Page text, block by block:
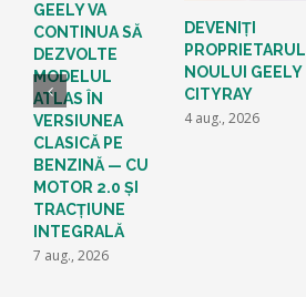
GEELY VA
CONTINUA SĂ
DEZVOLTE
MODELUL
ATLAS ÎN
VERSIUNEA
CLASICĂ PE
BENZINĂ — CU
MOTOR 2.0 ȘI
TRACȚIUNE
INTEGRALĂ
7 aug., 2026
DEVENIȚI
PROPRIETARUL
NOULUI GEELY
CITYRAY
4 aug., 2026